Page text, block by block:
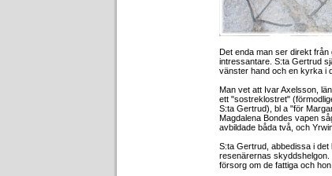
Det enda man ser direkt
intressantare. S:ta Gertrud
vänster hand och en kyrka i
Man vet att Ivar Axelsson,
ett "sostreklostret"
S:ta Gertrud), bl a "för
Magdalena Bondes vapen
avbildade båda två, och
S:ta Gertrud, abbedissa i
resenärernas skyddshelgon.
försorg om de fattiga och